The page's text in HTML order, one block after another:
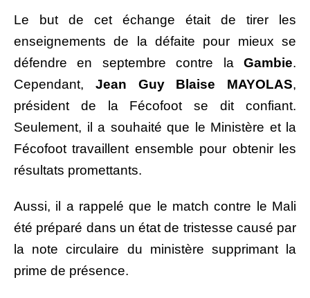
Le but de cet échange était de tirer les
enseignements de la défaite pour mieux se
défendre en septembre contre la Gambie.
Cependant, Jean Guy Blaise MAYOLAS,
président de la Fécofoot se dit confiant.
Seulement, il a souhaité que le Ministère et la
Fécofoot travaillent ensemble pour obtenir les
résultats promettants.
Aussi, il a rappelé que le match contre le Mali
été préparé dans un état de tristesse causé par
la note circulaire du ministère supprimant la
prime de présence.